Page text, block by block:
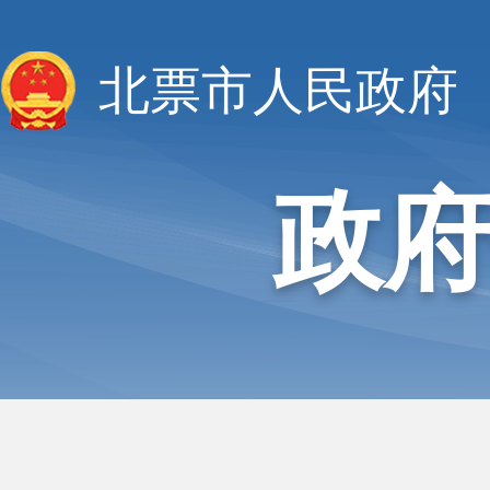
北票市人民政府
政